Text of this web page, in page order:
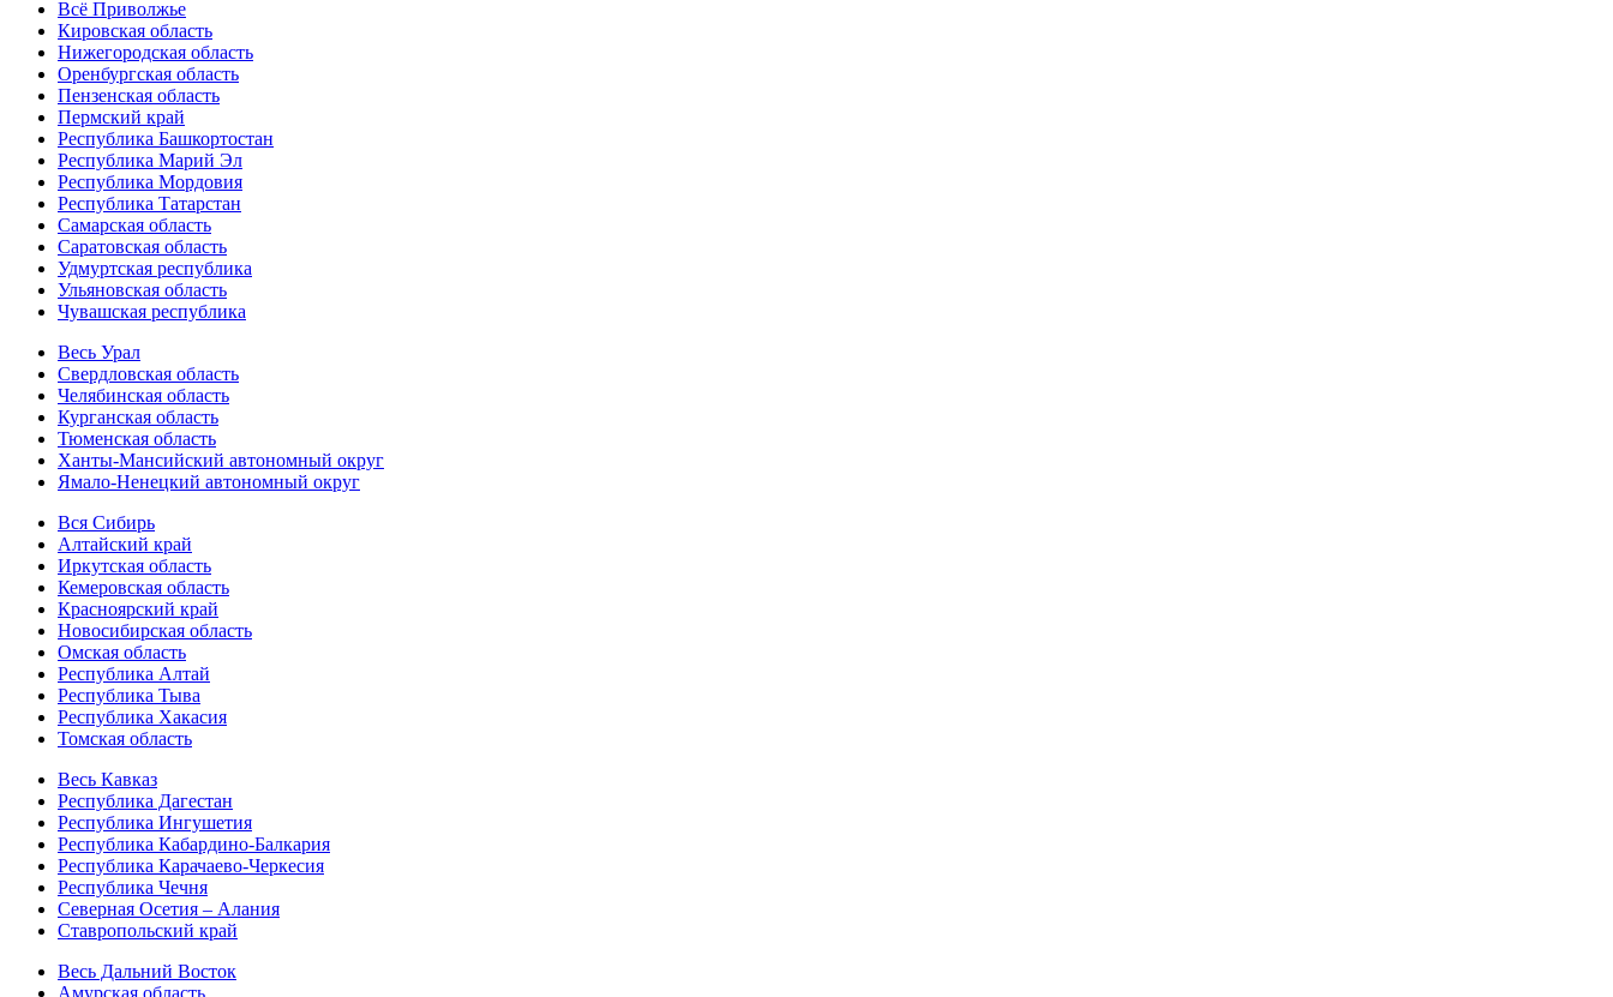
Всё Приволжье
Кировская область
Нижегородская область
Оренбургская область
Пензенская область
Пермский край
Республика Башкортостан
Республика Марий Эл
Республика Мордовия
Республика Татарстан
Самарская область
Саратовская область
Удмуртская республика
Ульяновская область
Чувашская республика
Весь Урал
Свердловская область
Челябинская область
Курганская область
Тюменская область
Ханты-Мансийский автономный округ
Ямало-Ненецкий автономный округ
Вся Сибирь
Алтайский край
Иркутская область
Кемеровская область
Красноярский край
Новосибирская область
Омская область
Республика Алтай
Республика Тыва
Республика Хакасия
Томская область
Весь Кавказ
Республика Дагестан
Республика Ингушетия
Республика Кабардино-Балкария
Республика Карачаево-Черкесия
Республика Чечня
Северная Осетия – Алания
Ставропольский край
Весь Дальний Восток
Амурская область